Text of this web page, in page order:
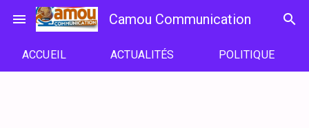
menu Camou Communication search
ACCUEIL ACTUALITÉS POLITIQUE